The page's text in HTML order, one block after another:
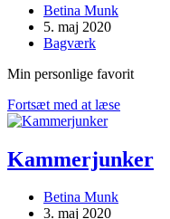
Post
author:
Betina Munk
Post
published:
5. maj 2020
Post
Bagværk
Min personlige favorit
Fortsæt med at læsePølsebrød
Kammerjunker
Post
author:
Betina Munk
Post
3. maj 2020